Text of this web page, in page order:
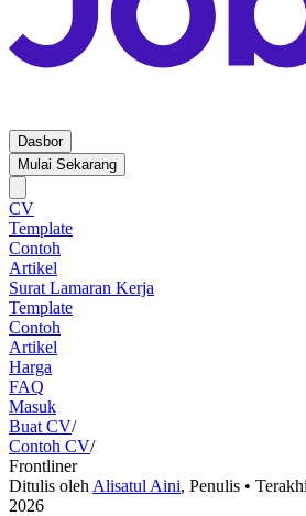
Dasbor
Mulai Sekarang
CV
Template
Contoh
Artikel
Surat Lamaran Kerja
Template
Contoh
Artikel
Harga
FAQ
Masuk
Buat CV/
Contoh CV/
Frontliner
Ditulis oleh Alisatul Aini, Penulis •
2026